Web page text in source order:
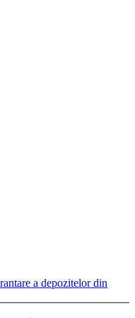
a depozitelor din